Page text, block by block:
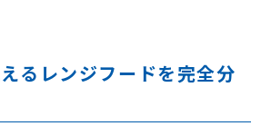
るレンジフードを完全分